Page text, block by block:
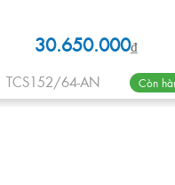
30.650.000₫
TCS152/64-AN
Còn